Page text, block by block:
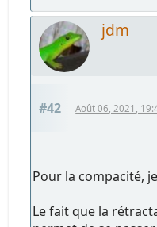
jdm
#42 Août 06, 2021,
Pour la compacité,
Le fait que la